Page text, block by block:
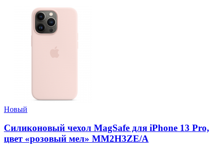
Новый
Силиконовый чехол MagSafe для iPhone 13 Pro,
цвет «розовый мел» MM2H3ZE/A